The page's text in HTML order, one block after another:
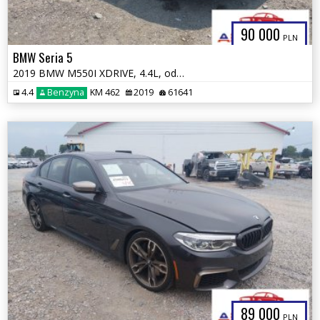
90 000 PLN
BMW Seria 5
2019 BMW M550I XDRIVE, 4.4L, od ubezpieczalni
4.4 Benzyna KM 462 2019 61641
89 000 PLN